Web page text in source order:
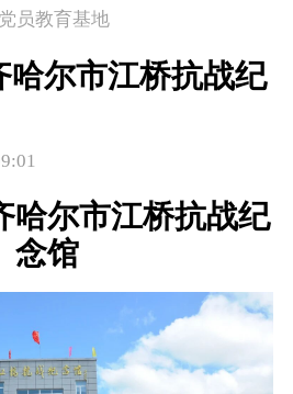
员教育基地
哈尔市江桥抗战纪
哈尔市江桥抗战纪
念馆